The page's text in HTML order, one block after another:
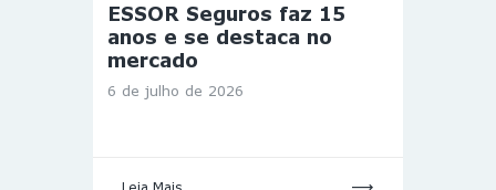
MULHERES
GESTORAS
HOMEST
ESSOR Seguros faz 15
anos e se destaca no
mercado
6 de julho de 2026